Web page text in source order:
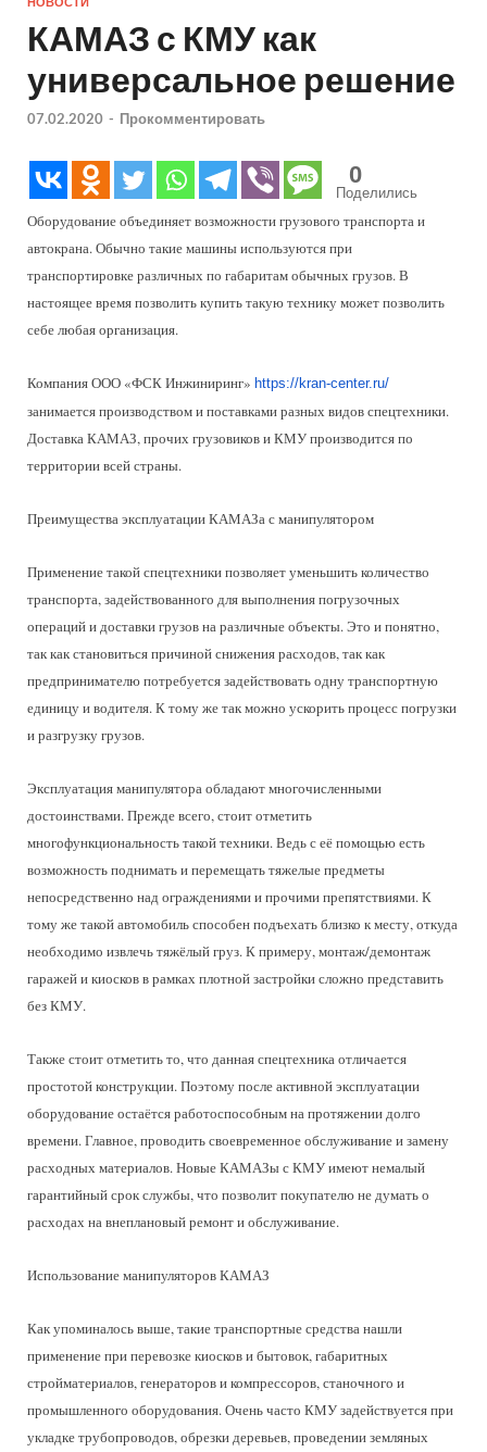
КАМАЗ с КМУ как
универсальное решение
07.02.2020 - Прокомментировать
0
Поделились
Оборудование объединяет возможности грузового транспорта и
автокрана. Обычно такие машины используются при
транспортировке различных по габаритам обычных грузов. В
настоящее время позволить купить такую технику может позволить
себе любая организация.
Компания ООО «ФСК Инжиниринг» https://kran-center.ru/
занимается производством и поставками разных видов спецтехники.
Доставка КАМАЗ, прочих грузовиков и КМУ производится по
территории всей страны.
Преимущества эксплуатации КАМАЗа с манипулятором
Применение такой спецтехники позволяет уменьшить количество
транспорта, задействованного для выполнения погрузочных
операций и доставки грузов на различные объекты. Это и понятно,
так как становиться причиной снижения расходов, так как
предпринимателю потребуется задействовать одну транспортную
единицу и водителя. К тому же так можно ускорить процесс погрузки
и разгрузку грузов.
Эксплуатация манипулятора обладают многочисленными
достоинствами. Прежде всего, стоит отметить
многофункциональность такой техники. Ведь с её помощью есть
возможность поднимать и перемещать тяжелые предметы
непосредственно над ограждениями и прочими препятствиями. К
тому же такой автомобиль способен подъехать близко к месту, откуда
необходимо извлечь тяжёлый груз. К примеру, монтаж/демонтаж
гаражей и киосков в рамках плотной застройки сложно представить
без КМУ.
Также стоит отметить то, что данная спецтехника отличается
простотой конструкции. Поэтому после активной эксплуатации
оборудование остаётся работоспособным на протяжении долго
времени. Главное, проводить своевременное обслуживание и замену
расходных материалов. Новые КАМАЗы с КМУ имеют немалый
гарантийный срок службы, что позволит покупателю не думать о
расходах на внеплановый ремонт и обслуживание.
Использование манипуляторов КАМАЗ
Как упоминалось выше, такие транспортные средства нашли
применение при перевозке киосков и бытовок, габаритных
стройматериалов, генераторов и компрессоров, станочного и
промышленного оборудования. Очень часто КМУ задействуется при
укладке трубопроводов, обрезки деревьев, проведении земляных